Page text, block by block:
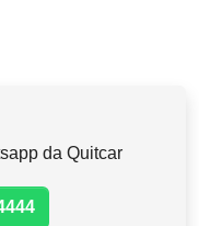
da Quitcar